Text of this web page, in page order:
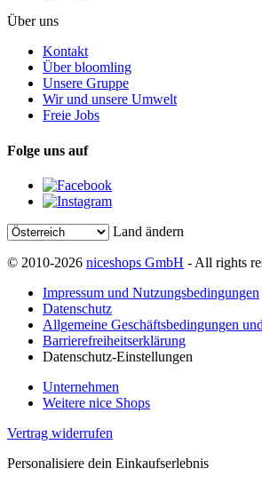
Über uns
Kontakt
Über bloomling
Unsere Gruppe
Wir und unsere Umwelt
Freie Jobs
Folge uns auf
Land ändern
© 2010-2026 niceshops GmbH - All rights
Impressum und Nutzungsbedingungen
Datenschutz
Allgemeine Geschäftsbedingungen
Barrierefreiheitserklärung
Datenschutz-Einstellungen
Unternehmen
Weitere nice Shops
Vertrag widerrufen
Personalisiere dein Einkaufserlebnis